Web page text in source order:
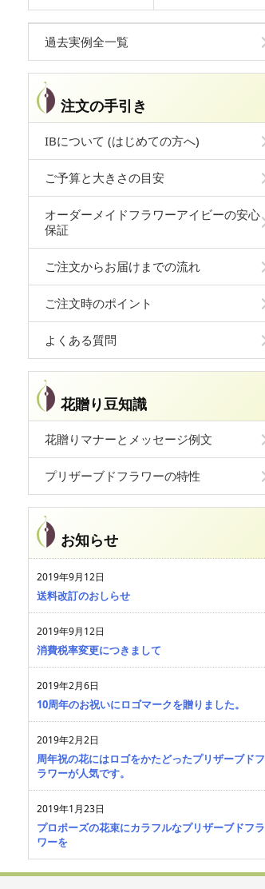
過去実例全一覧
注文の手引き
IBについて (はじめての方へ)
ご予算と大きさの目安
オーダーメイドフラワーアイビーの安心
保証
ご注文からお届けまでの流れ
ご注文時のポイント
よくある質問
花贈り豆知識
花贈りマナーとメッセージ例文
プリザーブドフラワーの特性
お知らせ
2019年9月12日
送料改訂のおしらせ
2019年9月12日
消費税率変更につきまして
2019年2月6日
10周年のお祝いにロゴマークを贈りました。
2019年2月2日
周年祝の花にはロゴをかたどったプリザーブドフ
ラワーが人気です。
2019年1月23日
プロポーズの花束にカラフルなプリザーブドフラ
ワーを